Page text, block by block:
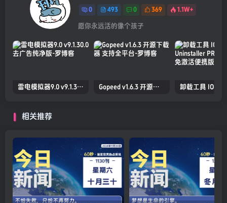
0 493 0 369 1.1W+
愿你永远活的像个孩子
雷电模拟器9.0 v9.1.30.0 去广告纯净版 Gopeed v1.6.3 开源下载器 支持全平台
相关推荐